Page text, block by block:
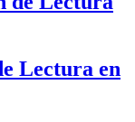
Lectura en